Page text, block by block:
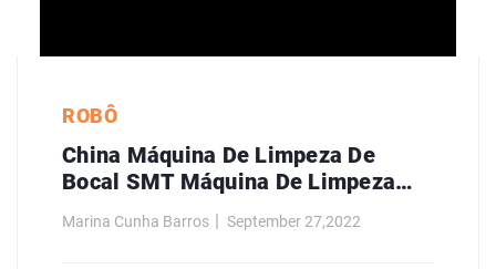
ROBÔ
China Máquina De Limpeza De
Bocal SMT Máquina De Limpeza
Automática Fabricantes
Marina Cunha Barros September 27,2022